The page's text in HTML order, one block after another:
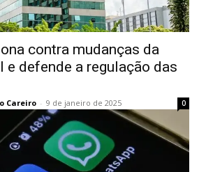
contra mudanças da
e defende a regulação das
Careiro - 9 de janeiro de 2025 0